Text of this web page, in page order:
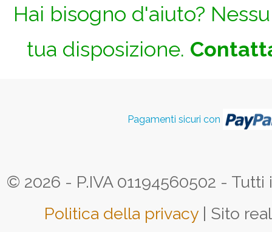
Hai bisogno d'aiuto?
tua disposizione.
Pagamenti sicuri con
© 2026 - P.IVA 01194560502 -
Politica della privacy | Sito